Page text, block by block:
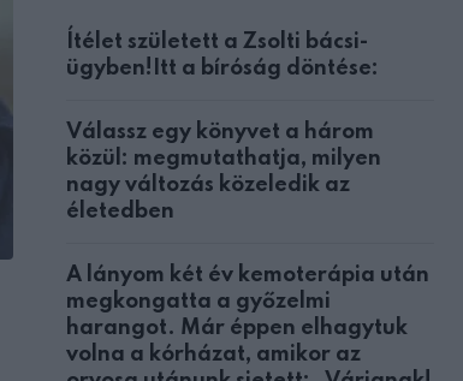
Ítélet született a Zsolti bácsi-
ügyben!Itt a bíróság döntése:
Válassz egy könyvet a három
közül: megmutathatja, milyen
nagy változás közeledik az
életedben
A lányom két év kemoterápia után
megkongatta a győzelmi
harangot. Már éppen elhagytuk
volna a kórházat, amikor az